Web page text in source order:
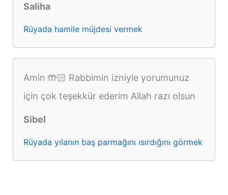
Saliha
Rüyada hamile müjdesi vermek
Amin 🤲🏻 Rabbimin izniyle yorumunuz
için çok teşekkür ederim Allah razı olsun
Sibel
Rüyada yılanın baş parmağını ısırdığını görmek